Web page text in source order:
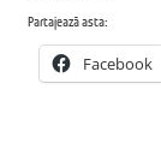
Partajează asta:
Facebook